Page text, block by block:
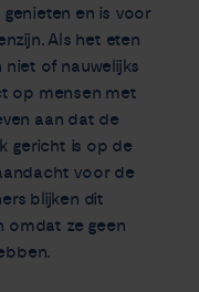
en is voor
Als het eten
of nauwelijks
op mensen met
aan dat de
gericht is op de
voor de
blijken dit
omdat ze geen